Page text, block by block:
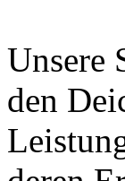
Unsere
den